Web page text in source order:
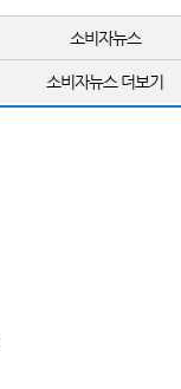
소비자뉴스
소비자뉴스 더보기